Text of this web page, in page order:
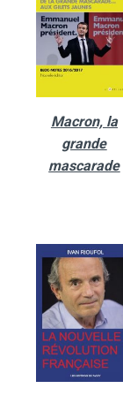
Macron, la
grande
mascarade